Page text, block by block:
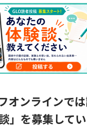
オンラインで
」を募集してい